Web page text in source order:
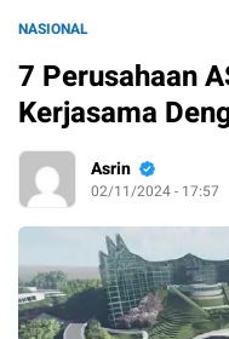
NASIONAL
7 Perusahaan
Kerjasama
Asrin
02/11/2024 - 17:57